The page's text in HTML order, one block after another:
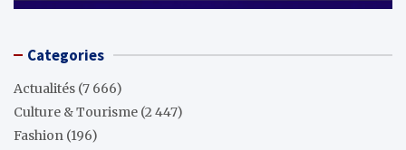
Categories
Actualités (7 666)
Culture & Tourisme (2 447)
Fashion (196)